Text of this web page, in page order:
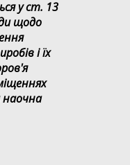
у ст. 13
щодо
і їх
наочна